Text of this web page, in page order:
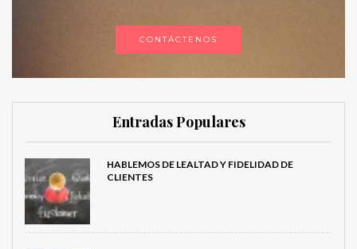
CONTÁCTENOS
Entradas Populares
HABLEMOS DE LEALTAD Y FIDELIDAD DE
CLIENTES